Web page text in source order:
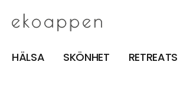
HÄLSA SKÖNHET RETREATS